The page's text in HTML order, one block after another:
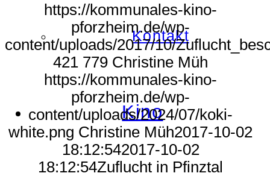
Kontakt
Kino
https://kommunales-kino-
pforzheim.de/wp-
content/uploads/2017/10/
421 779 Christine Müh
https://kommunales-kino-
pforzheim.de/wp-
content/uploads/2024/07/koki-
white.png Christine Müh2017-10-02
18:12:542017-10-02
18:12:54Zuflucht in Pfinztal